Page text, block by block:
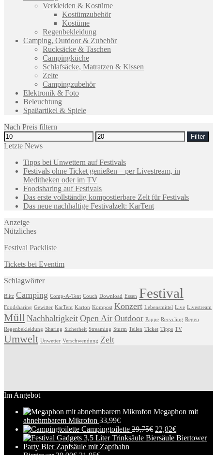
Verkleiden & Kostüme
Kostümzubehör
Kostüme
Regenbekleidung
Camping, Outdoor & Zubehör
Rucksäcke & Taschen
Campingküche
Schlafsäcke, Matratzen & Kissen
Zelte
Campingzubehör
Elektronik & Foto
Beleuchtung
Spaßartikel & Spiele
Nach Preis filtern
Filter
Letzte News
Tipps bei Unwettern auf Festivals
Festivals ohne Ticket genießen – per Livestream, in
Meditheken oder im TV
Foodsharing auf Festivals
Das erste vollständig kompostierbare Zelt für Festivals
Das neue nachhaltige Festivalzelt: KarTent
Anzeige
Nützliches
Festival Packliste
Tickets bei Eventim
Schlagwörter
Blitz Camping Comp-A-Tent Couch Download Essen Festival
Foodsharing Gewitter KarTent Karton Kompost Konzert Lebensmittel Live Livestream
Müll Nachhaltigkeit Open Air Outdoor Pappe Recycling Regen
Regenbekleidung Sharing Sicherheit Streaming Sturm Teilen Ticket Tipps TV
Umwelt Unwetter Verschwendung Zelt
Im Angebot
Megaphon mit
abnehmbarem Mikrofon 33,99€
Campingtoilette 29,75€ 22,82€